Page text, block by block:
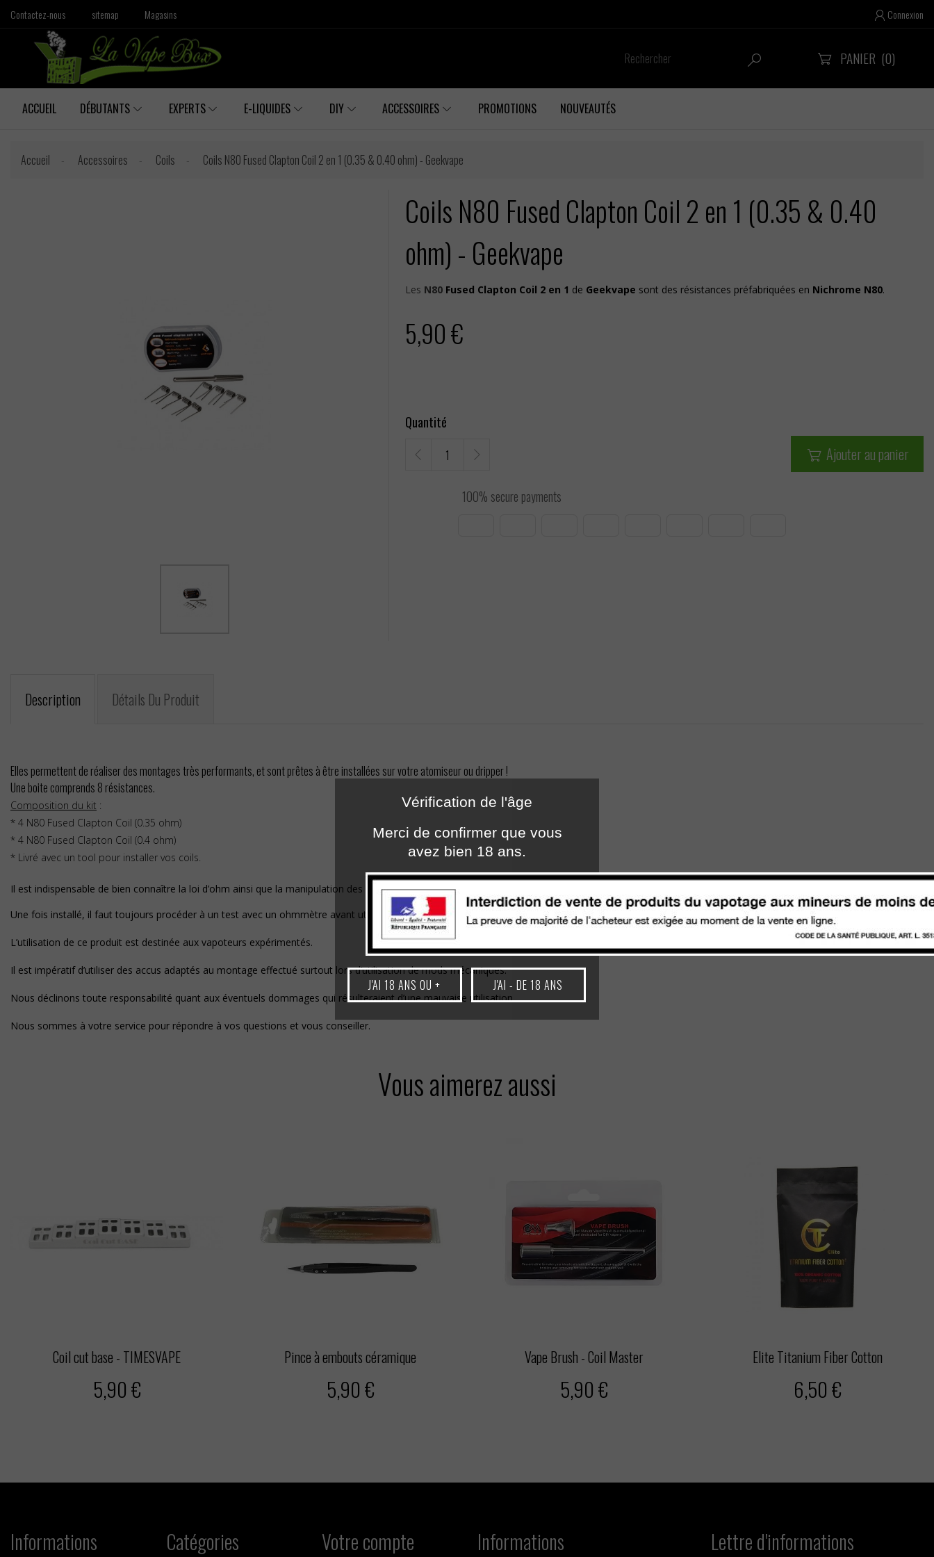
Contactez-nous sitemap Magasins  Connexion
  PANIER (0)
ACCUEIL DÉBUTANTS EXPERTS E-LIQUIDES DIY ACCESSOIRES PROMOTIONS NOUVEAUTÉS
Accueil Accessoires Coils Coils N80 Fused Clapton Coil 2 en 1 (0.35 & 0.40 ohm) - Geekvape
Coils N80 Fused Clapton Coil 2 en 1 (0.35 & 0.40
ohm) - Geekvape
Les N80 Fused Clapton Coil 2 en 1 de Geekvape sont des résistances préfabriquées en Nichrome N80.
5,90 €
Quantité
 Ajouter au panier
100% secure payments
Description Détails Du Produit
Elles permettent de réaliser des montages très performants, et sont prêtes à être installées sur votre atomiseur ou dripper !
Une boite comprends 8 résistances.
Composition du kit :
* 4 N80 Fused Clapton Coil (0.35 ohm)
* 4 N80 Fused Clapton Coil (0.4 ohm)
* Livré avec un tool pour installer vos coils.
Il est indispensable de bien connaître la loi d’ohm ainsi que la manipulation des accus.
Une fois installé, il faut toujours procéder à un test avec un ohmmètre avant utilisation.
L’utilisation de ce produit est destinée aux vapoteurs expérimentés.
Il est impératif d’utiliser des accus adaptés au montage effectué surtout lors d’utilisation de mods mécaniques.
Nous déclinons toute responsabilité quant aux éventuels dommages qui résulteraient d’une mauvaise utilisation.
Nous sommes à votre service pour répondre à vos questions et vous conseiller.
Vous aimerez aussi
Coil cut base - TIMESVAPE
5,90 €
Pince à embouts céramique
5,90 €
Vape Brush - Coil Master
5,90 €
Elite Titanium Fiber Cotton
6,50 €
Informations Catégories Votre compte Informations Lettre d'informations
Vérification de l'âge
Merci de confirmer que vous
avez bien 18 ans.
J'AI 18 ANS OU + J'AI - DE 18 ANS